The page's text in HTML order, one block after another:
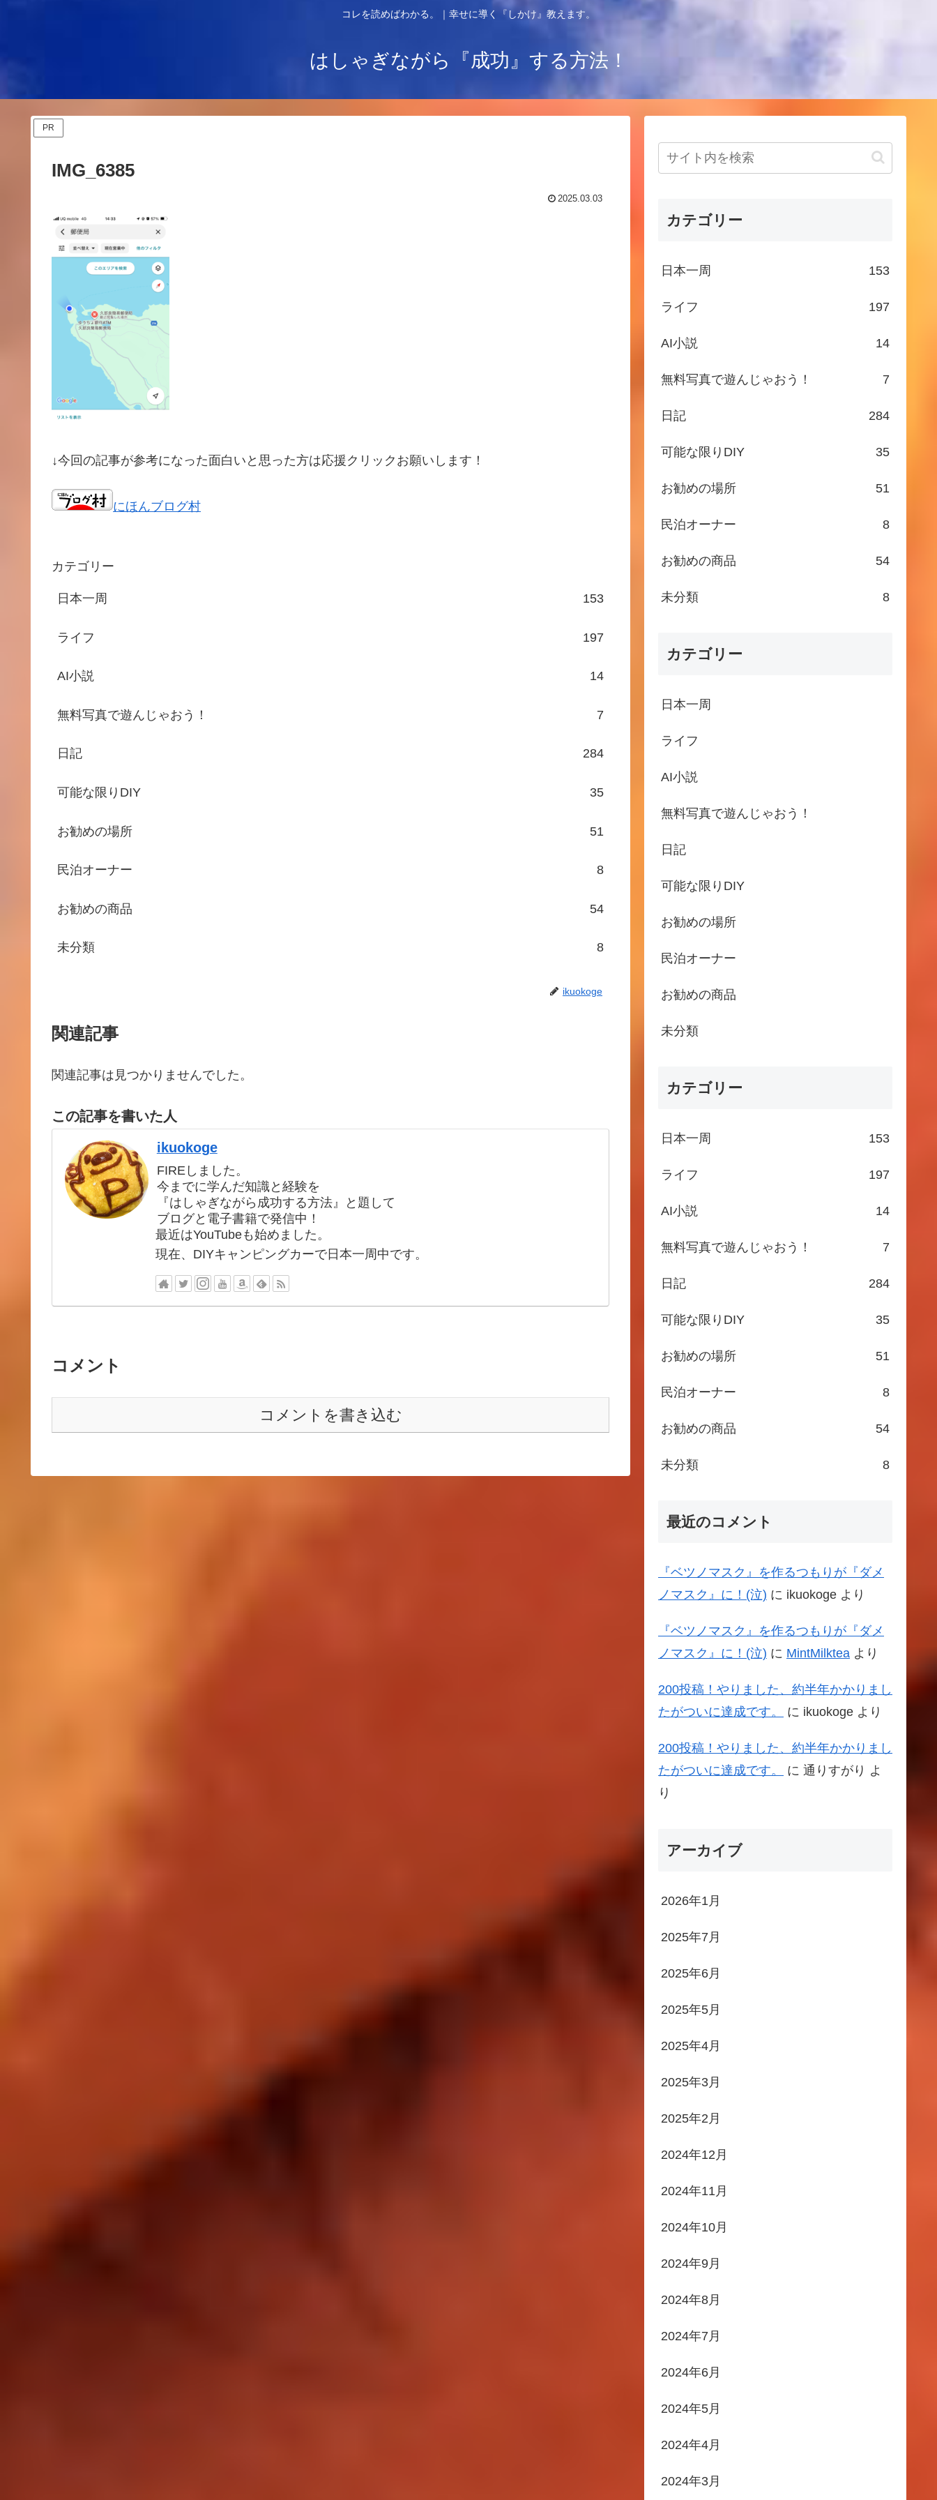
コレを読めばわかる。｜幸せに導く『しかけ』教えます。
はしゃぎながら『成功』する方法！
PR
IMG_6385
2025.03.03
↓今回の記事が参考になった面白いと思った方は応援クリックお願いします！
にほんブログ村
カテゴリー
日本一周 153
ライフ 197
AI小説 14
無料写真で遊んじゃおう！ 7
日記 284
可能な限りDIY 35
お勧めの場所 51
民泊オーナー 8
お勧めの商品 54
未分類 8
ikuokoge
関連記事
関連記事は見つかりませんでした。
この記事を書いた人
ikuokoge
FIREしました。
今までに学んだ知識と経験を
『はしゃぎながら成功する方法』と題して
ブログと電子書籍で発信中！
最近はYouTubeも始めました。
現在、DIYキャンピングカーで日本一周中です。
コメント
コメントを書き込む
カテゴリー
日本一周 153
ライフ 197
AI小説 14
無料写真で遊んじゃおう！ 7
日記 284
可能な限りDIY 35
お勧めの場所 51
民泊オーナー 8
お勧めの商品 54
未分類 8
カテゴリー
日本一周
ライフ
AI小説
無料写真で遊んじゃおう！
日記
可能な限りDIY
お勧めの場所
民泊オーナー
お勧めの商品
未分類
カテゴリー
日本一周 153
ライフ 197
AI小説 14
無料写真で遊んじゃおう！ 7
日記 284
可能な限りDIY 35
お勧めの場所 51
民泊オーナー 8
お勧めの商品 54
未分類 8
最近のコメント
『ベツノマスク』を作るつもりが『ダメ
ノマスク』に！(泣) に ikuokoge より
『ベツノマスク』を作るつもりが『ダメ
ノマスク』に！(泣) に MintMilktea より
200投稿！やりました、約半年かかりまし
たがついに達成です。
に ikuokoge より
200投稿！やりました、約半年かかりまし
たがついに達成です。
に 通りすがり よ
り
アーカイブ
2026年1月
2025年7月
2025年6月
2025年5月
2025年4月
2025年3月
2025年2月
2024年12月
2024年11月
2024年10月
2024年9月
2024年8月
2024年7月
2024年6月
2024年5月
2024年4月
2024年3月